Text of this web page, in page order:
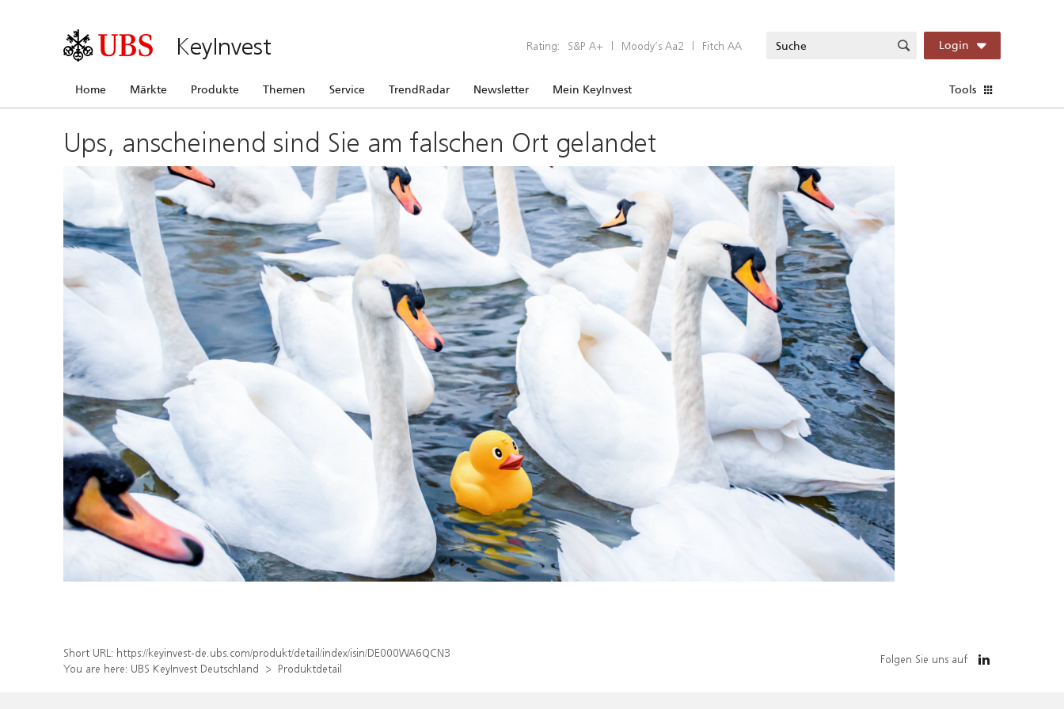
KeyInvest Rating: S&P A+ | Moody’s Aa2 | Fitch AA Login
Home Märkte Produkte Themen Service TrendRadar Newsletter Mein KeyInvest Tools
Ups, anscheinend sind Sie am falschen Ort gelandet
Short URL: https://keyinvest-de.ubs.com/produkt/detail/index/isin/DE000WA6QCN3
You are here: UBS KeyInvest Deutschland Produktdetail
Folgen Sie uns auf